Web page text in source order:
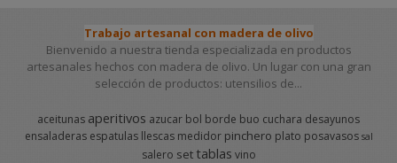
Trabajo artesanal con madera de olivo
Bienvenido a nuestra tienda especializada en productos
artesanales hechos con madera de olivo. Un lugar con una gran
selección de productos: utensilios de...
aceitunas aperitivos azucar bol borde buo cuchara desayunos
ensaladeras espatulas llescas medidor pinchero plato posavasos sal
salero set tablas vino